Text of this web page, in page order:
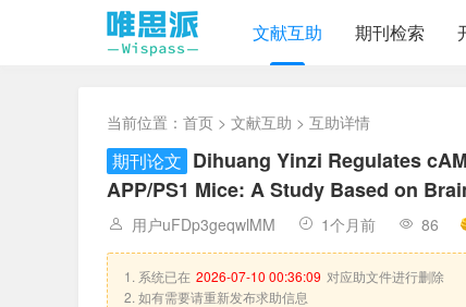
文献互助 期刊检索
当前位置： 首页 > 文献互助 > 互助详情
期刊论文 Dihuang Yinzi Regulates
APP/PS1 Mice: A Study Based on
用户uFDp3geqwlMM 1个月前 86
1. 系统已在 2026-07-10 00:36:09 对应助文件进行删除
2. 如有需要请重新发布求助信息